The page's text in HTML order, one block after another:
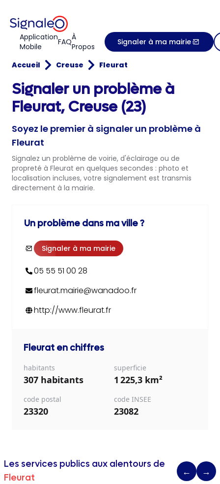
Application
Mobile
FAQÀ
Propos
Signaler à ma mairie
Accueil Creuse Fleurat
Signaler un problème à
Fleurat, Creuse (23)
Soyez le premier à signaler un problème à
Fleurat
Signalez un problème de voirie, d'éclairage ou de
propreté à Fleurat en quelques secondes : photo et
localisation incluses, votre signalement est transmis
directement à la mairie.
Un problème dans ma ville ?
Signaler à ma mairie
05 55 51 00 28
fleurat.mairie@wanadoo.fr
http://www.fleurat.fr
Fleurat en chiffres
habitants
307 habitants
superficie
1 225,3 km²
code postal
23320
code INSEE
23082
Les services publics aux alentours de
Fleurat
← →